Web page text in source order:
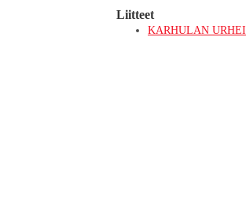
Liitteet
KARHULAN